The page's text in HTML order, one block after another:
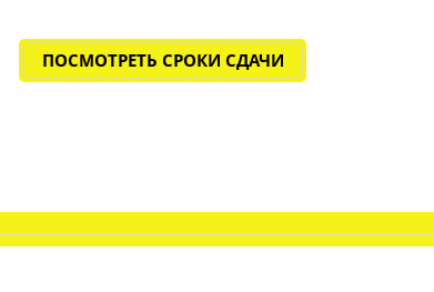
ПОСМОТРЕТЬ СРОКИ СДАЧИ